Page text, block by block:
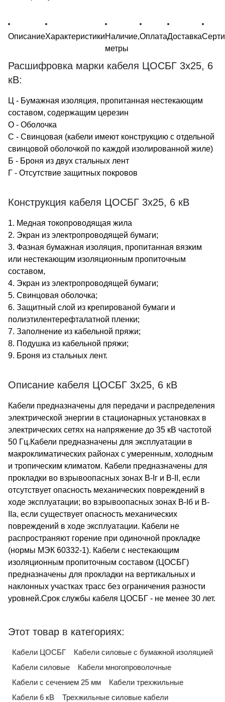
ОписаниеХарактеристикиНаличие,
метры
ОплатаДоставка
Расшифровка марки кабеля ЦОСБГ 3х25, 6
кВ:
Ц - Бумажная изоляция, пропитанная нестекающим
составом, содержащим церезин
О - Оболочка
С - Свинцовая (кабели имеют конструкцию с отдельной
свинцовой оболочкой по каждой изолированной жиле)
Б - Броня из двух стальных лент
Г - Отсутствие защитных покровов
Конструкция кабеля ЦОСБГ 3х25, 6 кВ
1. Медная токопроводящая жила
2. Экран из электропроводящей бумаги;
3. Фазная бумажная изоляция, пропитанная вязким
или нестекающим изоляционным пропиточным
составом,
4. Экран из электропроводящей бумаги;
5. Свинцовая оболочка;
6. Защитный слой из крепированой бумаги и
полиэтилентерефталатной пленки;
7. Заполнение из кабельной пряжи;
8. Подушка из кабельной пряжи;
9. Броня из стальных лент.
Описание кабеля ЦОСБГ 3х25, 6 кВ
Кабели предназначены для передачи и распределения
электрической энергии в стационарных установках в
электрических сетях на напряжение до 35 кВ частотой
50 Гц.Кабели предназначены для эксплуатации в
макроклиматических районах с умеренным, холодным
и тропическим климатом. Кабели предназначены для
прокладки во взрывоопасных зонах В-Iг и В-II, если
отсутствует опасность механических повреждений в
ходе эксплуатации; во взрывоопасных зонах В-Iб и В-
IIа, если существует опасность механических
повреждений в ходе эксплуатации. Кабели не
распространяют горение при одиночной прокладке
(нормы МЭК 60332-1). Кабели с нестекающим
изоляционным пропиточным составом (ЦОСБГ)
предназначены для прокладки на вертикальных и
наклонных участках трасс без ограничения разности
уровней.Срок службы кабеля ЦОСБГ - не менее 30 лет.
Этот товар в категориях:
Кабели ЦОСБГ
Кабели силовые с бумажной изоляцией
Кабели силовые
Кабели многопроволочные
Кабели с сечением 25 мм
Кабели трехжильные
Кабели 6 кВ
Трехжильные силовые кабели